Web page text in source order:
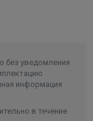
без уведомления
информация
в течение